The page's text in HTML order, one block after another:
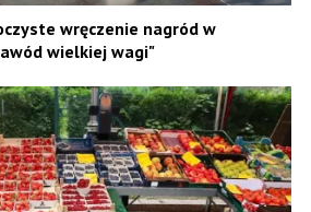
wręczenie nagród w
wielkiej wagi"